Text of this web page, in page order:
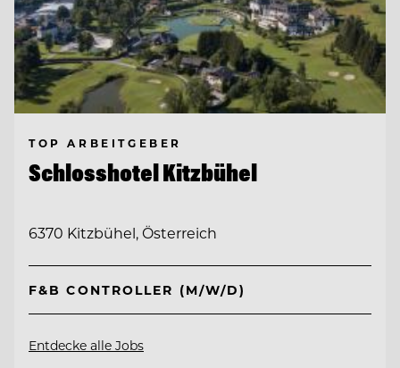
TOP ARBEITGEBER
Schlosshotel Kitzbühel
6370 Kitzbühel, Österreich
F&B CONTROLLER (M/W/D)
Entdecke alle Jobs